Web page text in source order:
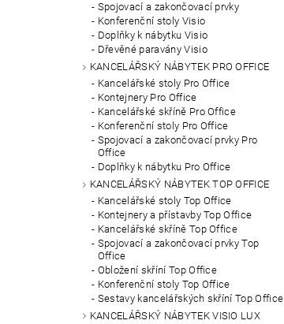
Spojovací a zakončovací prvky
Konferenční stoly Visio
Doplňky k nábytku Visio
Dřevěné paravány Visio
KANCELÁŘSKÝ NÁBYTEK PRO OFFICE
Kancelářské stoly Pro Office
Kontejnery Pro Office
Kancelářské skříně Pro Office
Konferenční stoly Pro Office
Spojovací a zakončovací prvky Pro
Office
Doplňky k nábytku Pro Office
KANCELÁŘSKÝ NÁBYTEK TOP OFFICE
Kancelářské stoly Top Office
Kontejnery a přístavby Top Office
Kancelářské skříně Top Office
Spojovací a zakončovací prvky Top
Office
Obložení skříní Top Office
Konferenční stoly Top Office
Sestavy kancelářských skříní Top Office
KANCELÁŘSKÝ NÁBYTEK VISIO LUX